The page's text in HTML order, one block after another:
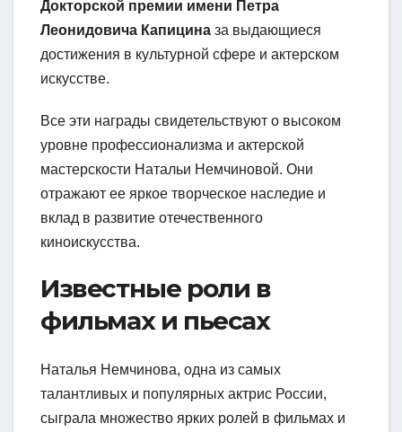
Докторской премии имени Петра
Леонидовича Капицина за выдающиеся
достижения в культурной сфере и актерском
искусстве.
Все эти награды свидетельствуют о высоком
уровне профессионализма и актерской
мастерскости Натальи Немчиновой. Они
отражают ее яркое творческое наследие и
вклад в развитие отечественного
киноискусства.
Известные роли в
фильмах и пьесах
Наталья Немчинова, одна из самых
талантливых и популярных актрис России,
сыграла множество ярких ролей в фильмах и